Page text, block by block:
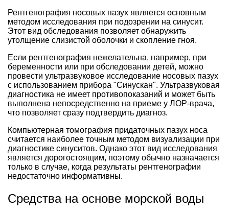
Рентгенография носовых пазух является основным
методом исследования при подозрении на синусит.
Этот вид обследования позволяет обнаружить
утолщение слизистой оболочки и скопление гноя.
Если рентгенография нежелательна, например, при
беременности или при обследовании детей, можно
провести ультразвуковое исследование носовых пазух
с использованием прибора "Синускан". Ультразвуковая
диагностика не имеет противопоказаний и может быть
выполнена непосредственно на приеме у ЛОР-врача,
что позволяет сразу подтвердить диагноз.
Компьютерная томография придаточных пазух носа
считается наиболее точным методом визуализации при
диагностике синуситов. Однако этот вид исследования
является дорогостоящим, поэтому обычно назначается
только в случае, когда результаты рентгенографии
недостаточно информативны.
Средства на основе морской воды